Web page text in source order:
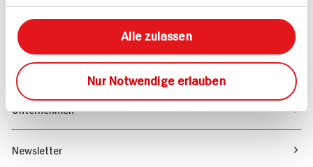
Alle zulassen
Nur Notwendige erlauben
Unser Magazin
Verantwortung & Nachhaltigkeit
Unternehmen
Newsletter